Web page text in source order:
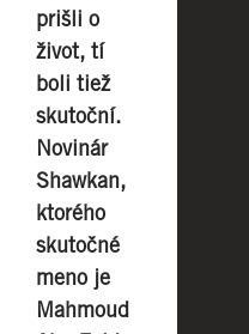
prišli o
život, tí
boli tiež
skutoční.
Novinár
Shawkan,
ktorého
skutočné
meno je
Mahmoud